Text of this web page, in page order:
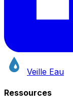
Veille Eau
Ressources